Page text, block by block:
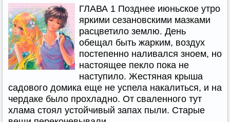
ГЛАВА 1 Позднее июньское утро
яркими сезановскими мазками
расцветило землю. День
обещал быть жарким, воздух
постепенно наливался зноем, но
настоящее пекло пока не
наступило. Жестяная крыша
садового домика еще не успела накалиться, и на
чердаке было прохладно. От сваленного тут
хлама стоял устойчивый запах пыли. Старые